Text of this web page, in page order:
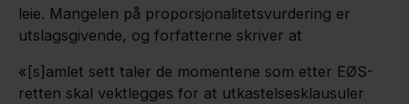
leie. Mangelen på proporsjonalitetsvurdering er
utslagsgivende, og forfatterne skriver at
«[s]amlet sett taler de momentene som etter EØS-
retten skal vektlegges for at utkastelsesklausuler